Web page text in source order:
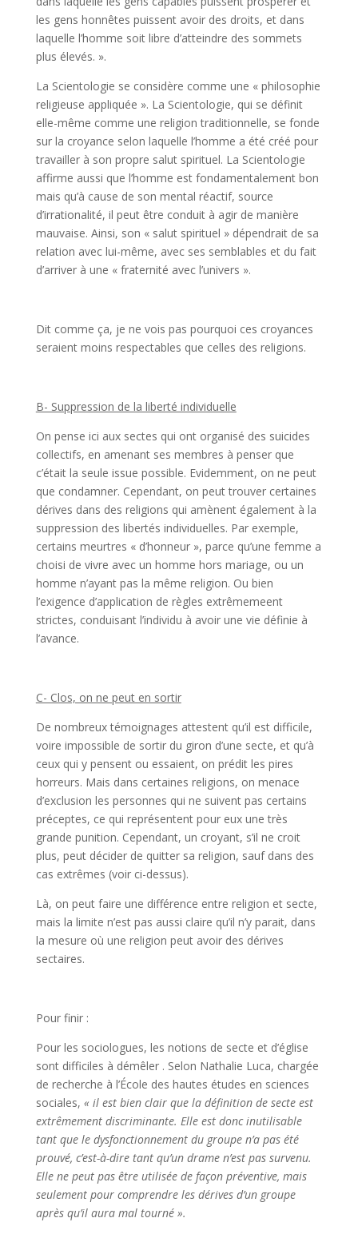
les gens honnêtes puissent avoir des droits, et dans
laquelle l’homme soit libre d’atteindre des sommets
plus élevés. ».
La Scientologie se considère comme une « philosophie
religieuse appliquée ». La Scientologie, qui se définit
elle-même comme une religion traditionnelle, se fonde
sur la croyance selon laquelle l’homme a été créé pour
travailler à son propre salut spirituel. La Scientologie
affirme aussi que l’homme est fondamentalement bon
mais qu’à cause de son mental réactif, source
d’irrationalité, il peut être conduit à agir de manière
mauvaise. Ainsi, son « salut spirituel » dépendrait de sa
relation avec lui-même, avec ses semblables et du fait
d’arriver à une « fraternité avec l’univers ».
Dit comme ça, je ne vois pas pourquoi ces croyances
seraient moins respectables que celles des religions.
B- Suppression de la liberté individuelle
On pense ici aux sectes qui ont organisé des suicides
collectifs, en amenant ses membres à penser que
c’était la seule issue possible. Evidemment, on ne peut
que condamner. Cependant, on peut trouver certaines
dérives dans des religions qui amènent également à la
suppression des libertés individuelles. Par exemple,
certains meurtres « d’honneur », parce qu’une femme a
choisi de vivre avec un homme hors mariage, ou un
homme n’ayant pas la même religion. Ou bien
l’exigence d’application de règles extrêmemeent
strictes, conduisant l’individu à avoir une vie définie à
l’avance.
C- Clos, on ne peut en sortir
De nombreux témoignages attestent qu’il est difficile,
voire impossible de sortir du giron d’une secte, et qu’à
ceux qui y pensent ou essaient, on prédit les pires
horreurs. Mais dans certaines religions, on menace
d’exclusion les personnes qui ne suivent pas certains
préceptes, ce qui représentent pour eux une très
grande punition. Cependant, un croyant, s’il ne croit
plus, peut décider de quitter sa religion, sauf dans des
cas extrêmes (voir ci-dessus).
Là, on peut faire une différence entre religion et secte,
mais la limite n’est pas aussi claire qu’il n’y parait, dans
la mesure où une religion peut avoir des dérives
sectaires.
Pour finir :
Pour les sociologues, les notions de secte et d’église
sont difficiles à démêler . Selon Nathalie Luca, chargée
de recherche à l’École des hautes études en sciences
sociales, « il est bien clair que la définition de secte est
extrêmement discriminante. Elle est donc inutilisable
tant que le dysfonctionnement du groupe n’a pas été
prouvé, c’est-à-dire tant qu’un drame n’est pas survenu.
Elle ne peut pas être utilisée de façon préventive, mais
seulement pour comprendre les dérives d’un groupe
après qu’il aura mal tourné ».